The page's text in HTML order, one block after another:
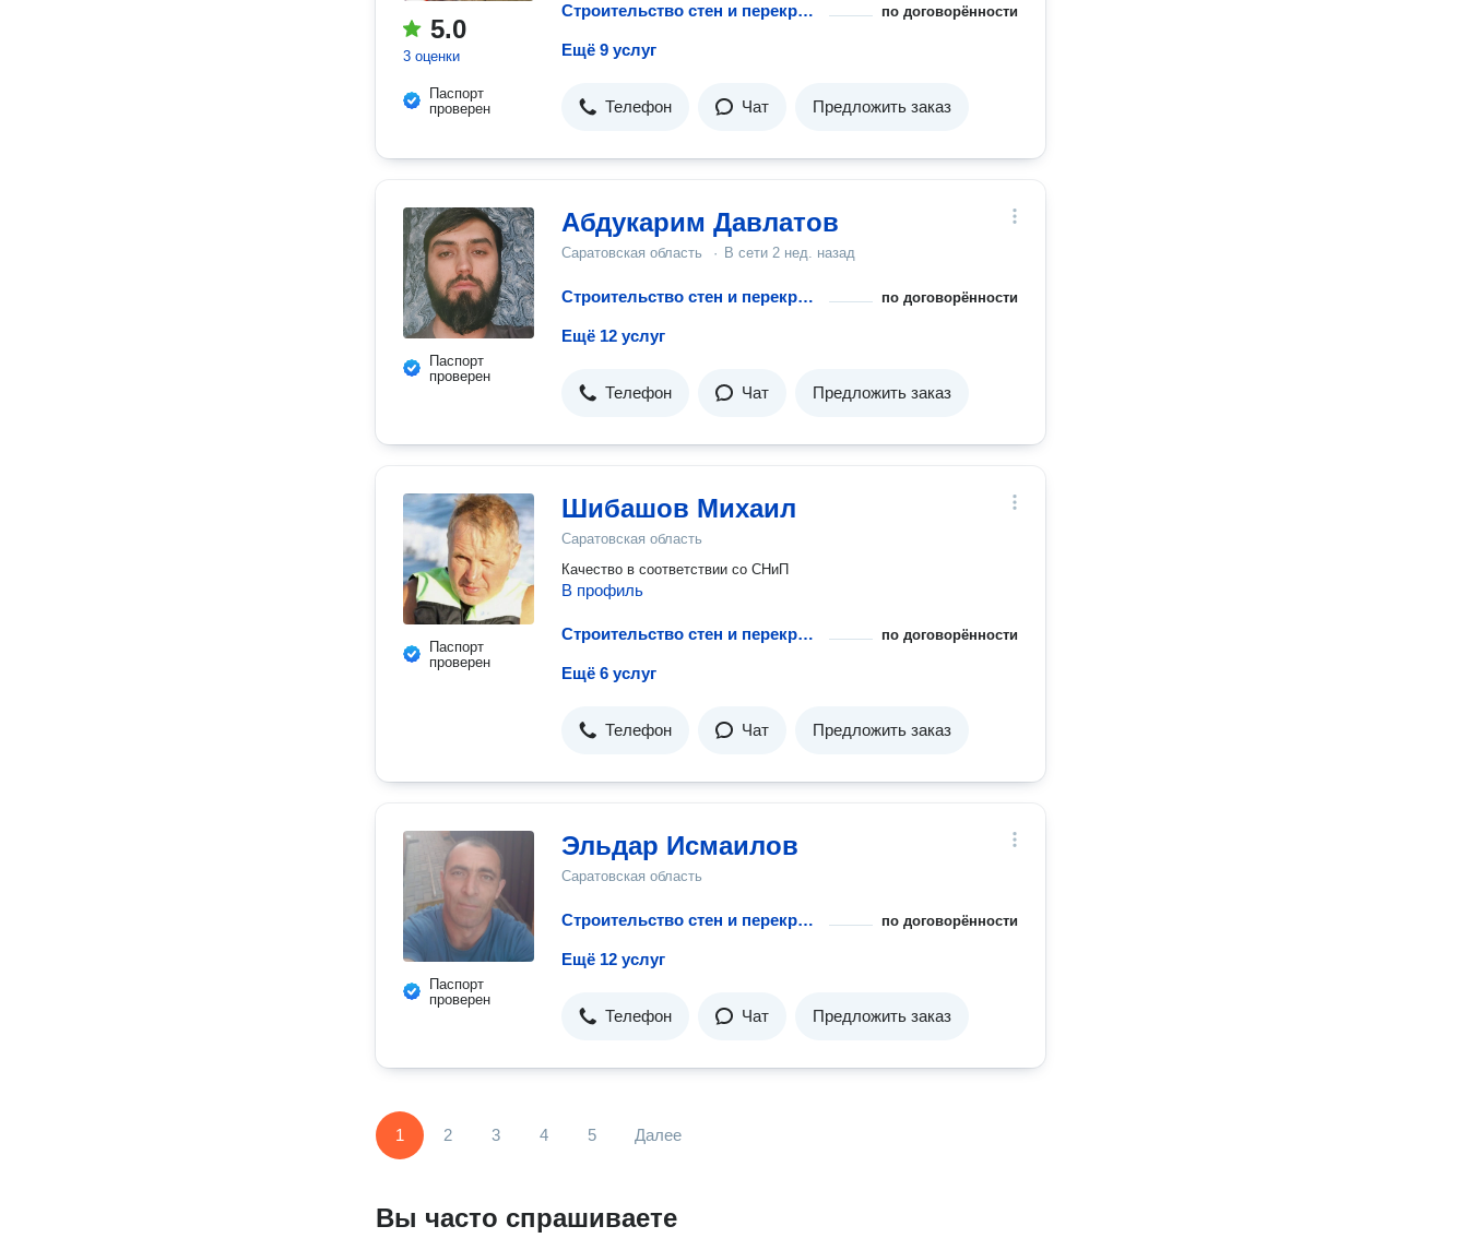
5.0
3 оценки
Паспорт
проверен
Строительство стен и перекрытий для гаража по договорённости
Ещё 9 услуг
Телефон Чат Предложить заказ
Паспорт
проверен
Абдукарим Давлатов
Саратовская область · В сети 2 нед. назад
Строительство стен и перекрытий для гаража по договорённости
Ещё 12 услуг
Телефон Чат Предложить заказ
Паспорт
проверен
Шибашов Михаил
Саратовская область
Качество в соответствии со СНиП
В профиль
Строительство стен и перекрытий для гаража по договорённости
Ещё 6 услуг
Телефон Чат Предложить заказ
Паспорт
проверен
Эльдар Исмаилов
Саратовская область
Строительство стен и перекрытий для гаража по договорённости
Ещё 12 услуг
Телефон Чат Предложить заказ
1 2 3 4 5 Далее
Вы часто спрашиваете